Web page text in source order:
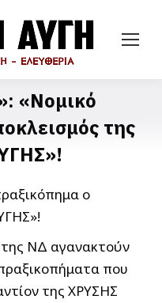
«Νομικό
της
της ΝΔ αγανακτούν
που
της ΧΡΥΣΗΣ